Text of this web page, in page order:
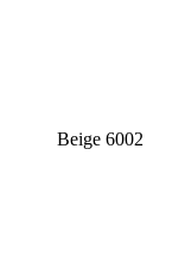
Beige 6002